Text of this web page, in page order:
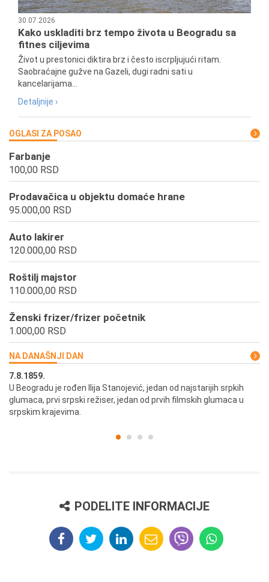
30.07.2026
Kako uskladiti brz tempo života u Beogradu sa
fitnes ciljevima
Život u prestonici diktira brz i često iscrpljujući ritam.
Saobraćajne gužve na Gazeli, dugi radni sati u
kancelarijama...
Detaljnije ›
OGLASI ZA POSAO
Farbanje
100,00 RSD
Prodavačica u objektu domaće hrane
95.000,00 RSD
Auto lakirer
120.000,00 RSD
Roštilj majstor
110.000,00 RSD
Ženski frizer/frizer početnik
1.000,00 RSD
NA DANAŠNJI DAN
7.8.1859.
U Beogradu je rođen Ilija Stanojević, jedan od najstarijih srpkih
glumaca, prvi srpski režiser, jedan od prvih filmskih glumaca u
srpskim krajevima.
PODELITE INFORMACIJE